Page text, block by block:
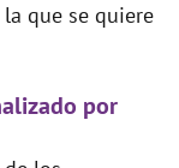
que se quiere
por